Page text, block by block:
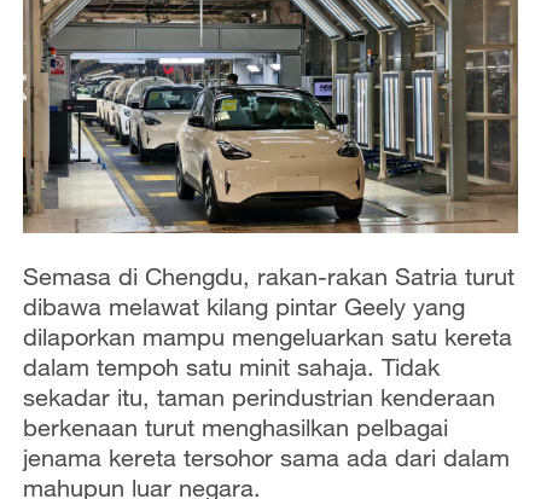
Semasa di Chengdu, rakan-rakan Satria turut
dibawa melawat kilang pintar Geely yang
dilaporkan mampu mengeluarkan satu kereta
dalam tempoh satu minit sahaja. Tidak
sekadar itu, taman perindustrian kenderaan
berkenaan turut menghasilkan pelbagai
jenama kereta tersohor sama ada dari dalam
mahupun luar negara.